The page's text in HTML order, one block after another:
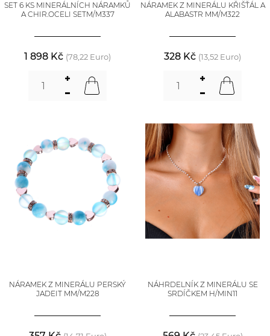
SET 6 KS MINERÁLNÍCH NÁRAMKŮ
A CHIR.OCELI SETM/M337
1 898 Kč (78,22 Euro)
NÁRAMEK Z MINERÁLU KŘIŠŤÁL A
ALABASTR MM/M322
328 Kč (13,52 Euro)
NÁRAMEK Z MINERÁLU PERSKÝ
JADEIT MM/M228
NÁHRDELNÍK Z MINERÁLU SE
SRDÍČKEM H/MIN11